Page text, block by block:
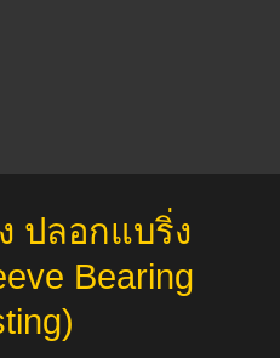
ปลอกแบริ่ง
Bearing